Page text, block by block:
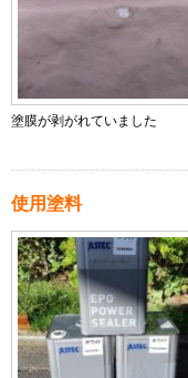
塗膜が剥がれていました
使用塗料